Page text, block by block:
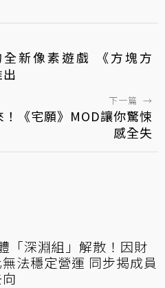
新像素遊戲 《方塊方
下一篇 →
《宅願》MOD讓你驚悚
感全失
「深淵組」解散！因財
法穩定營運 同步揭成員